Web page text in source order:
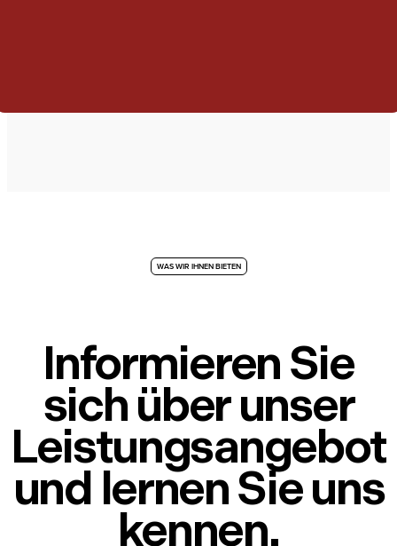
WAS WIR IHNEN BIETEN
Informieren Sie
sich über unser
Leistungsangebot
und lernen Sie uns
kennen.